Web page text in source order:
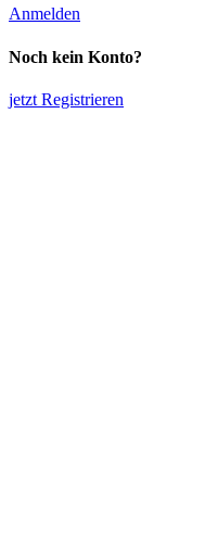
Anmelden
Noch kein Konto?
jetzt Registrieren